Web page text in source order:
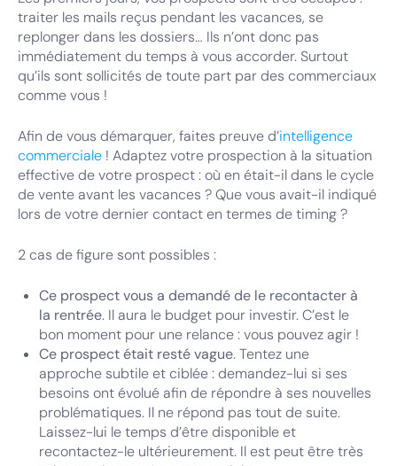
traiter les mails reçus pendant les vacances, se
replonger dans les dossiers… Ils n’ont donc pas
immédiatement du temps à vous accorder. Surtout
qu’ils sont sollicités de toute part par des commerciaux
comme vous !
Afin de vous démarquer, faites preuve d’intelligence
commerciale ! Adaptez votre prospection à la situation
effective de votre prospect : où en était-il dans le cycle
de vente avant les vacances ? Que vous avait-il indiqué
lors de votre dernier contact en termes de timing ?
2 cas de figure sont possibles :
Ce prospect vous a demandé de le recontacter à
la rentrée. Il aura le budget pour investir. C’est le
bon moment pour une relance : vous pouvez agir !
Ce prospect était resté vague. Tentez une
approche subtile et ciblée : demandez-lui si ses
besoins ont évolué afin de répondre à ses nouvelles
problématiques. Il ne répond pas tout de suite.
Laissez-lui le temps d’être disponible et
recontactez-le ultérieurement. Il est peut être très